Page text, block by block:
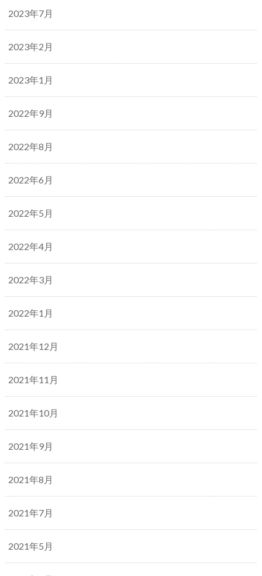
2023年7月
2023年2月
2023年1月
2022年9月
2022年8月
2022年6月
2022年5月
2022年4月
2022年3月
2022年1月
2021年12月
2021年11月
2021年10月
2021年9月
2021年8月
2021年7月
2021年5月